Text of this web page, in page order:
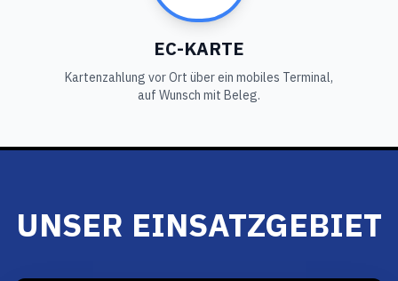
EC-KARTE
Kartenzahlung vor Ort über ein mobiles Terminal,
auf Wunsch mit Beleg.
UNSER EINSATZGEBIET